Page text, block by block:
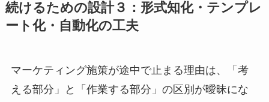
続けるための設計３：形式知化・テンプレ
ート化・自動化の工夫
マーケティング施策が途中で止まる理由は、「考
える部分」と「作業する部分」の区別が曖昧にな